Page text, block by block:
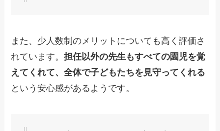
また、少人数制のメリットについても高く評価さ
れています。担任以外の先生もすべての園児を覚
えてくれて、全体で子どもたちを見守ってくれる
という安心感があるようです。